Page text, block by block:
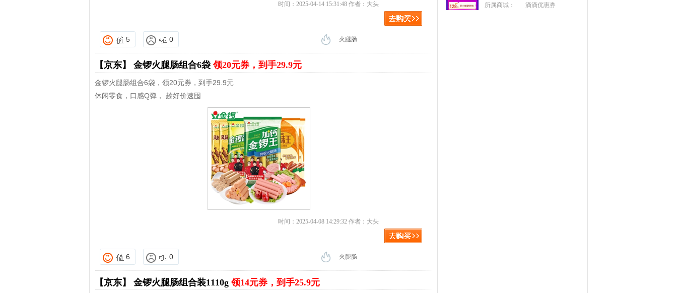
时间：2025-04-14 15:31:48 作者：大头
5 0 火腿肠
【京东】 金锣火腿肠组合6袋领20元券，到手29.9元
金锣火腿肠组合6袋，领20元券，到手29.9元
休闲零食，口感Q弹， 趁好价速囤
时间：2025-04-08 14:29:32 作者：大头
6 0 火腿肠
【京东】 金锣火腿肠组合装1110g领14元券，到手25.9元
所属商城：
滴滴优惠券